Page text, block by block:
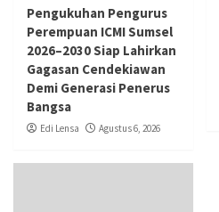
Pengukuhan Pengurus
Perempuan ICMI Sumsel
2026–2030 Siap Lahirkan
Gagasan Cendekiawan
Demi Generasi Penerus
Bangsa
Edi Lensa Agustus 6, 2026